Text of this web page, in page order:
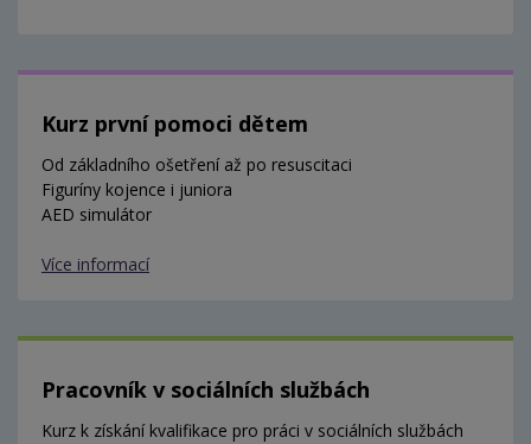
Kurz první pomoci dětem
Od základního ošetření až po resuscitaci
Figuríny kojence i juniora
AED simulátor
Více informací
Pracovník v sociálních službách
Kurz k získání kvalifikace pro práci v sociálních službách